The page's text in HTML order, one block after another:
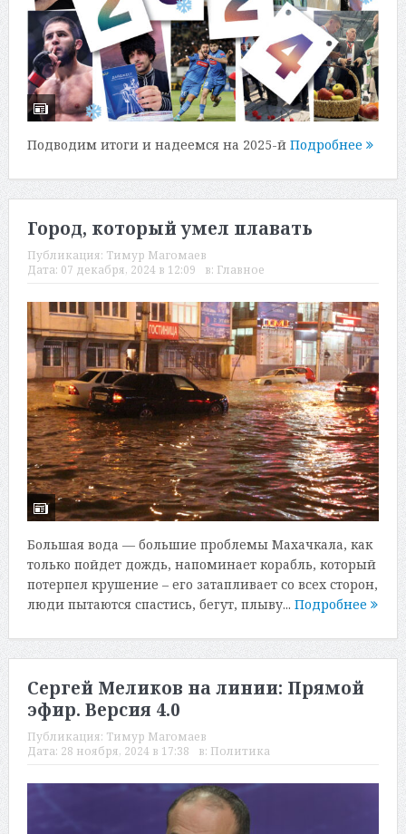
Подводим итоги и надеемся на 2025-й Подробнее
Город, который умел плавать
Публикация: Тимур Магомаев
Дата: 07 декабря, 2024 в 12:09 в: Главное
Большая вода — большие проблемы Махачкала, как
только пойдет дождь, напоминает корабль, который
потерпел крушение – его затапливает со всех сторон,
люди пытаются спастись, бегут, плыву... Подробнее
Сергей Меликов на линии: Прямой
эфир. Версия 4.0
Публикация: Тимур Магомаев
Дата: 28 ноября, 2024 в 17:38 в: Политика